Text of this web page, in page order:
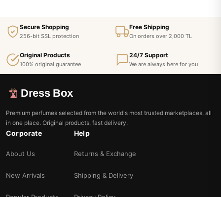
Secure Shopping
256-bit SSL protection
Free Shipping
On orders over 2,000 TL
Original Products
100% original guarantee
24/7 Support
We are always here for you
Dress Box
Premium perfumes selected from the world's most trusted marketplaces, all
in one place. Original products, fast delivery.
Corporate
About Us
New Arrivals
Help
Returns & Exchange
Shipping & Delivery